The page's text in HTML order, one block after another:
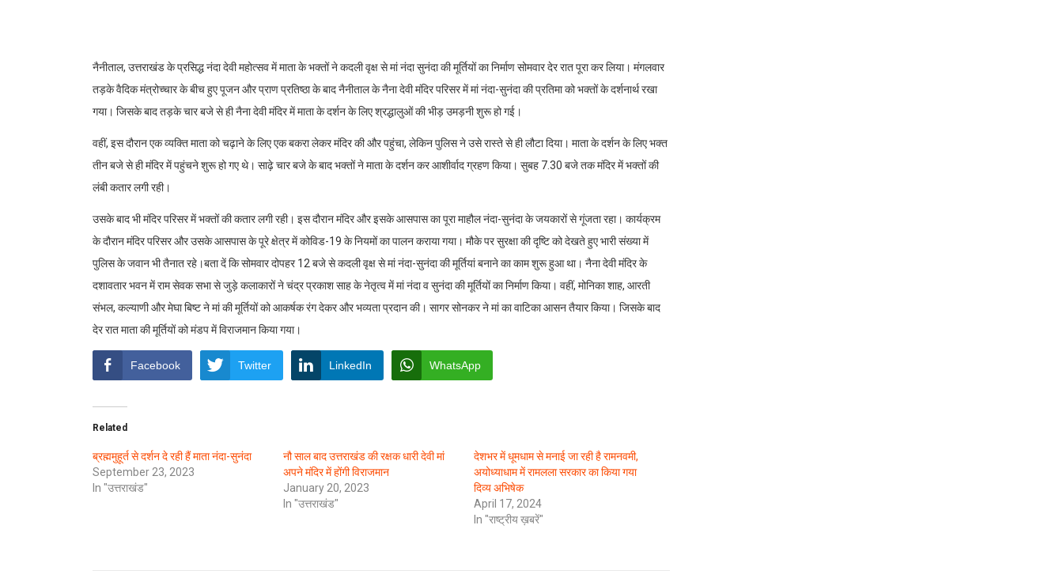
नैनीताल, उत्तराखंड के प्रसिद्ध नंदा देवी महोत्सव में माता के भक्तों ने कदली वृक्ष से मां नंदा सुनंदा की मूर्तियों का निर्माण सोमवार देर रात पूरा कर लिया। मंगलवार
तड़के वैदिक मंत्रोच्चार के बीच हुए पूजन और प्राण प्रतिष्ठा के बाद नैनीताल के नैना देवी मंदिर परिसर में मां नंदा-सुनंदा की प्रतिमा को भक्तों के दर्शनार्थ रखा
गया। जिसके बाद तड़के चार बजे से ही नैना देवी मंदिर में माता के दर्शन के लिए श्रद्धालुओं की भीड़ उमड़नी शुरू हो गई।
वहीं, इस दौरान एक व्यक्ति माता को चढ़ाने के लिए एक बकरा लेकर मंदिर की और पहुंचा, लेकिन पुलिस ने उसे रास्ते से ही लौटा दिया। माता के दर्शन के लिए भक्त
तीन बजे से ही मंदिर में पहुंचने शुरू हो गए थे। साढ़े चार बजे के बाद भक्तों ने माता के दर्शन कर आशीर्वाद ग्रहण किया। सुबह 7.30 बजे तक मंदिर में भक्तों की
लंबी कतार लगी रही।
उसके बाद भी मंदिर परिसर में भक्तों की कतार लगी रही। इस दौरान मंदिर और इसके आसपास का पूरा माहौल नंदा-सुनंदा के जयकारों से गूंजता रहा। कार्यक्रम
के दौरान मंदिर परिसर और उसके आसपास के पूरे क्षेत्र में कोविड-19 के नियमों का पालन कराया गया। मौके पर सुरक्षा की दृष्टि को देखते हुए भारी संख्या में
पुलिस के जवान भी तैनात रहे।बता दें कि सोमवार दोपहर 12 बजे से कदली वृक्ष से मां नंदा-सुनंदा की मूर्तियां बनाने का काम शुरू हुआ था। नैना देवी मंदिर के
दशावतार भवन में राम सेवक सभा से जुड़े कलाकारों ने चंद्र प्रकाश साह के नेतृत्व में मां नंदा व सुनंदा की मूर्तियों का निर्माण किया। वहीं, मोनिका शाह, आरती
संभल, कल्याणी और मेघा बिष्ट ने मां की मूर्तियों को आकर्षक रंग देकर और भव्यता प्रदान की। सागर सोनकर ने मां का वाटिका आसन तैयार किया। जिसके बाद
देर रात माता की मूर्तियों को मंडप में विराजमान किया गया।
Facebook Twitter LinkedIn WhatsApp
Related
ब्रह्ममुहूर्त से दर्शन दे रही हैं माता नंदा-सुनंदा
September 23, 2023
In "उत्तराखंड"
नौ साल बाद उत्तराखंड की रक्षक धारी देवी मां
अपने मंदिर में होंगी विराजमान
January 20, 2023
In "उत्तराखंड"
देशभर में धूमधाम से मनाई जा रही है रामनवमी,
अयोध्याधाम में रामलला सरकार का किया गया
दिव्य अभिषेक
April 17, 2024
In "राष्ट्रीय ख़बरें"